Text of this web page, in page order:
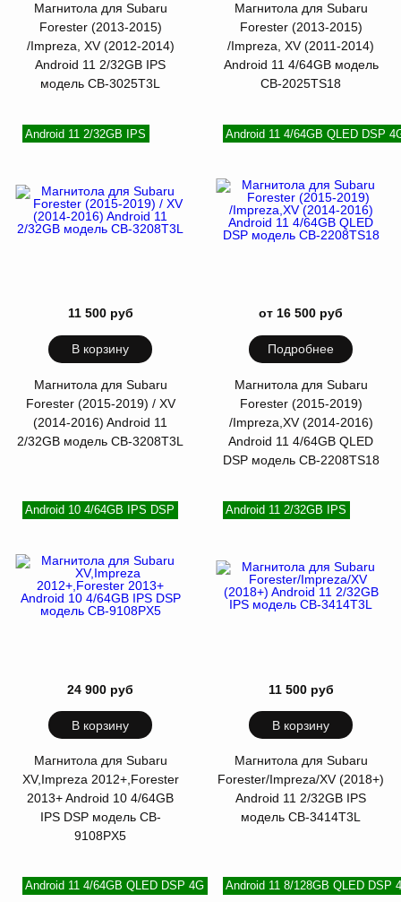
Магнитола для Subaru
Forester (2013-2015)
/Impreza, XV (2012-2014)
Android 11 2/32GB IPS
модель CB-3025T3L
Магнитола для Subaru
Forester (2013-2015)
/Impreza, XV (2011-2014)
Android 11 4/64GB модель
СB-2025TS18
Android 11 2/32GB IPS
11 500 руб
В корзину
Магнитола для Subaru
Forester (2015-2019) / XV
(2014-2016) Android 11
2/32GB модель CB-3208T3L
Android 11 4/64GB QLED DSP
от 16 500 руб
Подробнее
Магнитола для Subaru
Forester (2015-2019)
/Impreza,XV (2014-2016)
Android 11 4/64GB QLED
DSP модель CB-2208TS18
Android 10 4/64GB IPS DSP
24 900 руб
В корзину
Магнитола для Subaru
XV,Impreza 2012+,Forester
2013+ Android 10 4/64GB
IPS DSP модель CB-
9108PX5
Android 11 2/32GB IPS
11 500 руб
В корзину
Магнитола для Subaru
Forester/Impreza/XV (2018+)
Android 11 2/32GB IPS
модель CB-3414T3L
Android 11 4/64GB QLED DSP 4G Android 11 8/128GB QLED DSP